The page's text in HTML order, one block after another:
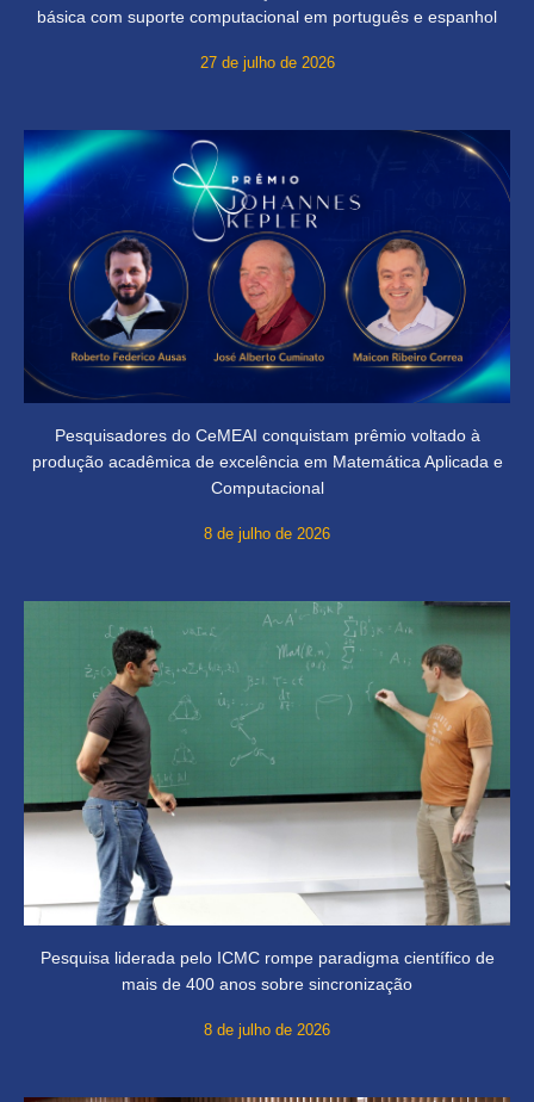
básica com suporte computacional em português e espanhol
27 de julho de 2026
Pesquisadores do CeMEAI conquistam prêmio voltado à
produção acadêmica de excelência em Matemática Aplicada e
Computacional
8 de julho de 2026
Pesquisa liderada pelo ICMC rompe paradigma científico de
mais de 400 anos sobre sincronização
8 de julho de 2026